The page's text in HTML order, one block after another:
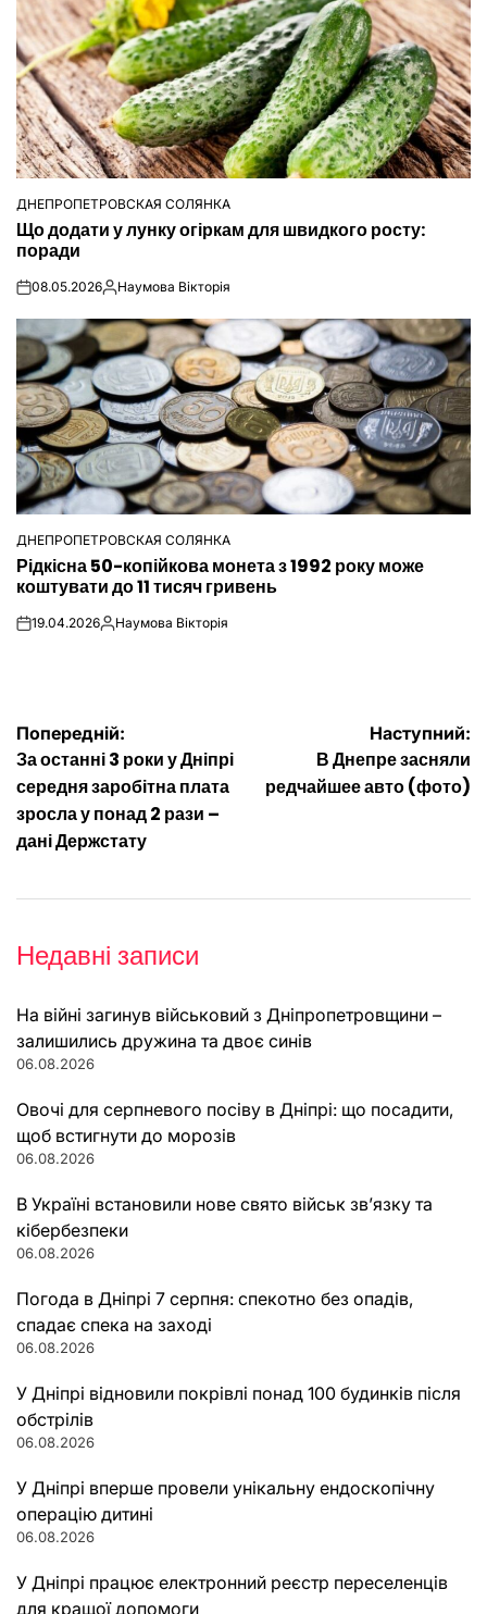
ОПУБЛІКУВАТИ
У
ДНЕПРОПЕТРОВСКАЯ СОЛЯНКА
Що додати у лунку огіркам для швидкого росту:
поради
on08.05.2026Опубліковано
Наумова Вікторія
ОПУБЛІКУВАТИ
У
ДНЕПРОПЕТРОВСКАЯ СОЛЯНКА
Рідкісна 50-копійкова монета з 1992 року може
коштувати до 11 тисяч гривень
on19.04.2026Опубліковано
Наумова Вікторія
Навігація
записів
Попередній:
За останні 3 роки у Дніпрі
середня заробітна плата
зросла у понад 2 рази –
дані Держстату
Наступний:
В Днепре засняли
редчайшее авто (фото)
Недавні записи
На війні загинув військовий з Дніпропетровщини –
залишились дружина та двоє синів
06.08.2026
Овочі для серпневого посіву в Дніпрі: що посадити,
щоб встигнути до морозів
06.08.2026
В Україні встановили нове свято військ зв’язку та
кібербезпеки
06.08.2026
Погода в Дніпрі 7 серпня: спекотно без опадів,
спадає спека на заході
06.08.2026
У Дніпрі відновили покрівлі понад 100 будинків після
обстрілів
06.08.2026
У Дніпрі вперше провели унікальну ендоскопічну
операцію дитині
06.08.2026
У Дніпрі працює електронний реєстр переселенців
для кращої допомоги